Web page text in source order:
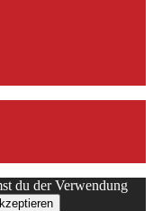
du der Verwendung